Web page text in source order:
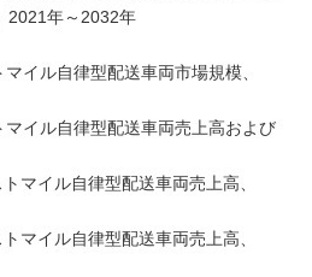
2021年～2032年
イル自律型配送車両市場規模、
イル自律型配送車両売上高および
マイル自律型配送車両売上高、
マイル自律型配送車両売上高、